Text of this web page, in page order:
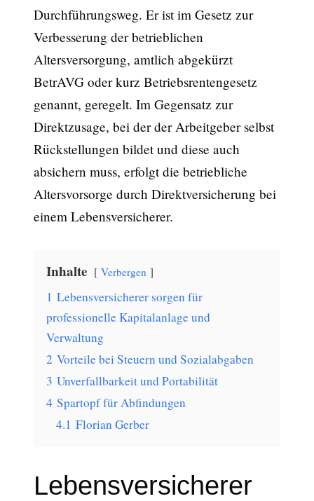
Durchführungsweg. Er ist im Gesetz zur
Verbesserung der betrieblichen
Altersversorgung, amtlich abgekürzt
BetrAVG oder kurz Betriebsrentengesetz
genannt, geregelt. Im Gegensatz zur
Direktzusage, bei der der Arbeitgeber selbst
Rückstellungen bildet und diese auch
absichern muss, erfolgt die betriebliche
Altersvorsorge durch Direktversicherung bei
einem Lebensversicherer.
Inhalte Verbergen
1 Lebensversicherer sorgen für
professionelle Kapitalanlage und
Verwaltung
2 Vorteile bei Steuern und Sozialabgaben
3 Unverfallbarkeit und Portabilität
4 Spartopf für Abfindungen
4.1 Florian Gerber
Lebensversicherer